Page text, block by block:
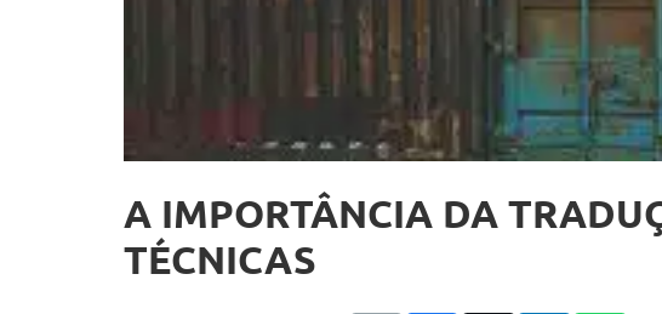
A IMPORTÂNCIA DA
TÉCNICAS